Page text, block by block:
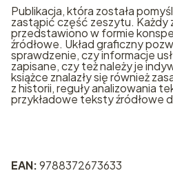
Publikacja, która została
zastąpić część zeszytu. Każdy
przedstawiono w formie
źródłowe. Układ graficzny
sprawdzenie, czy informacje
zapisane, czy też należy je
książce znalazły się również
z historii, reguły analizowania
przykładowe teksty źródłowe
EAN:9788372673633